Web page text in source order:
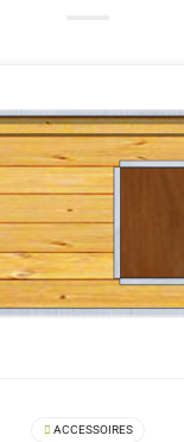
ACCESSOIRES